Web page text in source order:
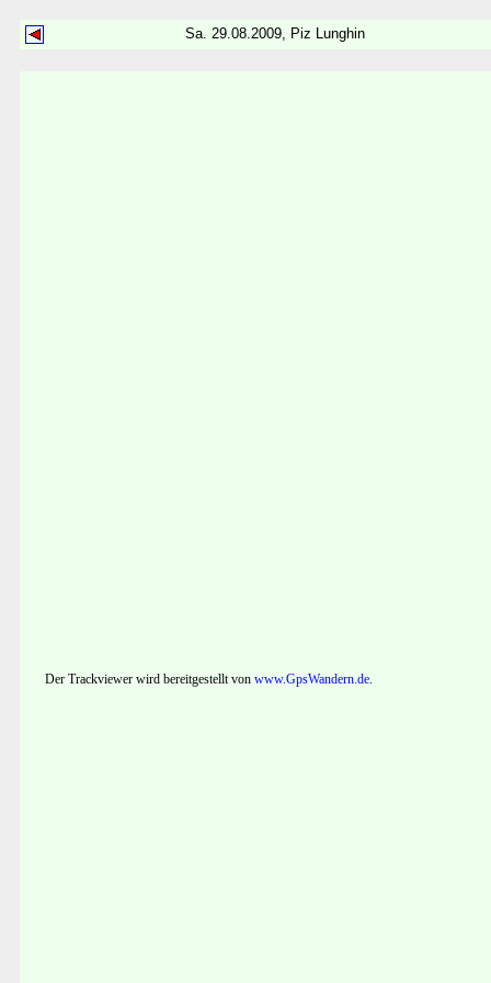
Sa. 29.08.2009, Piz Lunghin
Der Trackviewer wird bereitgestellt von www.GpsWandern.de.